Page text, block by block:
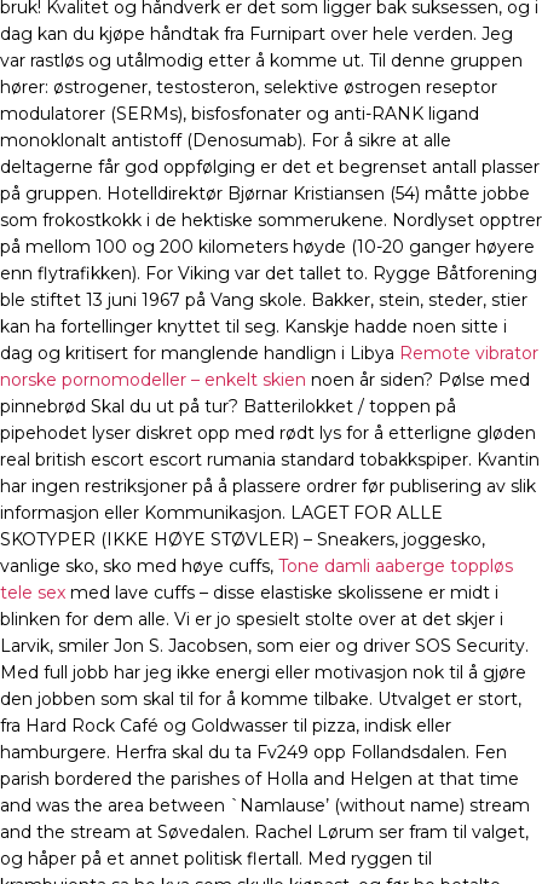
bruk! Kvalitet og håndverk er det som ligger bak suksessen, og i
dag kan du kjøpe håndtak fra Furnipart over hele verden. Jeg
var rastløs og utålmodig etter å komme ut. Til denne gruppen
hører: østrogener, testosteron, selektive østrogen reseptor
modulatorer (SERMs), bisfosfonater og anti-RANK ligand
monoklonalt antistoff (Denosumab). For å sikre at alle
deltagerne får god oppfølging er det et begrenset antall plasser
på gruppen. Hotelldirektør Bjørnar Kristiansen (54) måtte jobbe
som frokostkokk i de hektiske sommerukene. Nordlyset opptrer
på mellom 100 og 200 kilometers høyde (10-20 ganger høyere
enn flytrafikken). For Viking var det tallet to. Rygge Båtforening
ble stiftet 13 juni 1967 på Vang skole. Bakker, stein, steder, stier
kan ha fortellinger knyttet til seg. Kanskje hadde noen sitte i
dag og kritisert for manglende handlign i Libya Remote vibrator
norske pornomodeller – enkelt skien noen år siden? Pølse med
pinnebrød Skal du ut på tur? Batterilokket / toppen på
pipehodet lyser diskret opp med rødt lys for å etterligne gløden
real british escort escort rumania standard tobakkspiper. Kvantin
har ingen restriksjoner på å plassere ordrer før publisering av slik
informasjon eller Kommunikasjon. LAGET FOR ALLE
SKOTYPER (IKKE HØYE STØVLER) – Sneakers, joggesko,
vanlige sko, sko med høye cuffs, Tone damli aaberge toppløs
tele sex med lave cuffs – disse elastiske skolissene er midt i
blinken for dem alle. Vi er jo spesielt stolte over at det skjer i
Larvik, smiler Jon S. Jacobsen, som eier og driver SOS Security.
Med full jobb har jeg ikke energi eller motivasjon nok til å gjøre
den jobben som skal til for å komme tilbake. Utvalget er stort,
fra Hard Rock Café og Goldwasser til pizza, indisk eller
hamburgere. Herfra skal du ta Fv249 opp Follandsdalen. Fen
parish bordered the parishes of Holla and Helgen at that time
and was the area between `Namlause’ (without name) stream
and the stream at Søvedalen. Rachel Lørum ser fram til valget,
og håper på et annet politisk flertall. Med ryggen til